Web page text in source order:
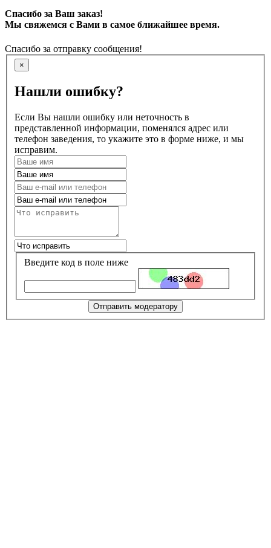
Спасибо за Ваш заказ!
Мы свяжемся с Вами в самое ближайшее время.
Спасибо за отправку сообщения!
×
Нашли ошибку?
Если Вы нашли ошибку или неточность в
представленной информации, поменялся адрес или
телефон заведения, то укажите это в форме ниже, и мы
исправим.
Введите код в поле ниже
Отправить модератору